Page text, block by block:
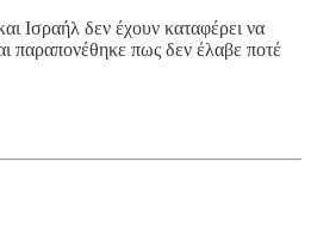
Ισραήλ δεν έχουν καταφέρει να
παραπονέθηκε πως δεν έλαβε ποτέ